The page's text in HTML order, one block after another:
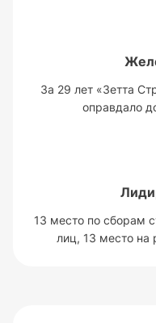
За 29 лет «Зетта
оправдало
13 место по сборам
лиц, 13 место на